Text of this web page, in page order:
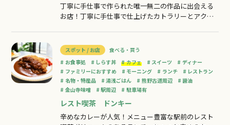
丁寧に手仕事で作られた唯一無二の作品に出会える
お店！丁寧に手仕事で仕上げたカトラリーとアクセ
抜群】のハンドメイドアクセサリーが大人気！カフ
ェを併設しており、珈琲をお楽しみいただけます。
華道教室も随時開講中！
スポット / お店
食べる・買う
お食事処
しらす丼 カフェ スイーツ
ディナー
ファミリーにおすすめ
モーニング ランチ
レストラン
名物・特産品
湯浅ごはん 熊野古道周辺
醤油
金山寺味噌
駅周辺 駐車場有
レスト喫茶 ドンキー
辛めなカレーが人気！メニュー豊富な駅前のレスト